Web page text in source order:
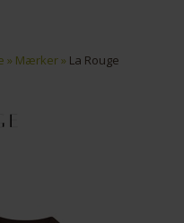
» Mærker» La Rouge